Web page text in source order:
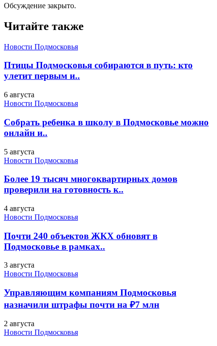
Обсуждение закрыто.
Читайте также
Новости Подмосковья
Птицы Подмосковья собираются в путь: кто
улетит первым и..
6 августа
Новости Подмосковья
Собрать ребенка в школу в Подмосковье можно
онлайн и..
5 августа
Новости Подмосковья
Более 19 тысяч многоквартирных домов
проверили на готовность к..
4 августа
Новости Подмосковья
Почти 240 объектов ЖКХ обновят в
Подмосковье в рамках..
3 августа
Новости Подмосковья
Управляющим компаниям Подмосковья
назначили штрафы почти на ₽7 млн
2 августа
Новости Подмосковья